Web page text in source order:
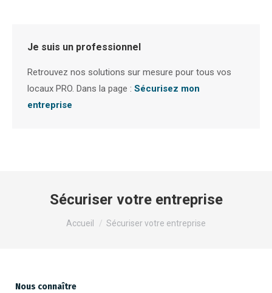
Sécuriser votre entreprise
Vous êtes ici :
Accueil Sécuriser votre entreprise
Je suis un professionnel
Retrouvez nos solutions sur mesure pour tous vos
locaux PRO. Dans la page : Sécurisez mon
entreprise
Nous connaître